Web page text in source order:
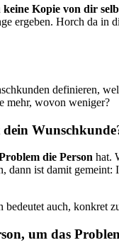
keine Kopie von dir
ergeben. Horch da
definieren,
mehr, wovon weniger?
die Person hat.
dann ist damit
auch, konkret
um das